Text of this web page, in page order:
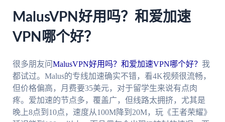
MalusVPN好用吗？和爱加速
VPN哪个好？
很多朋友问 MalusVPN好用吗？和爱加速VPN哪个好？ 我
都试过。Malus的专线加速确实不错，看4K视频很流畅，
但价格偏高，月费要35美元，对于留学生来说有点肉
疼。爱加速的节点多，覆盖广，但线路太拥挤，尤其是
晚上8点到10点，速度从100M降到20M，玩《王者荣耀》